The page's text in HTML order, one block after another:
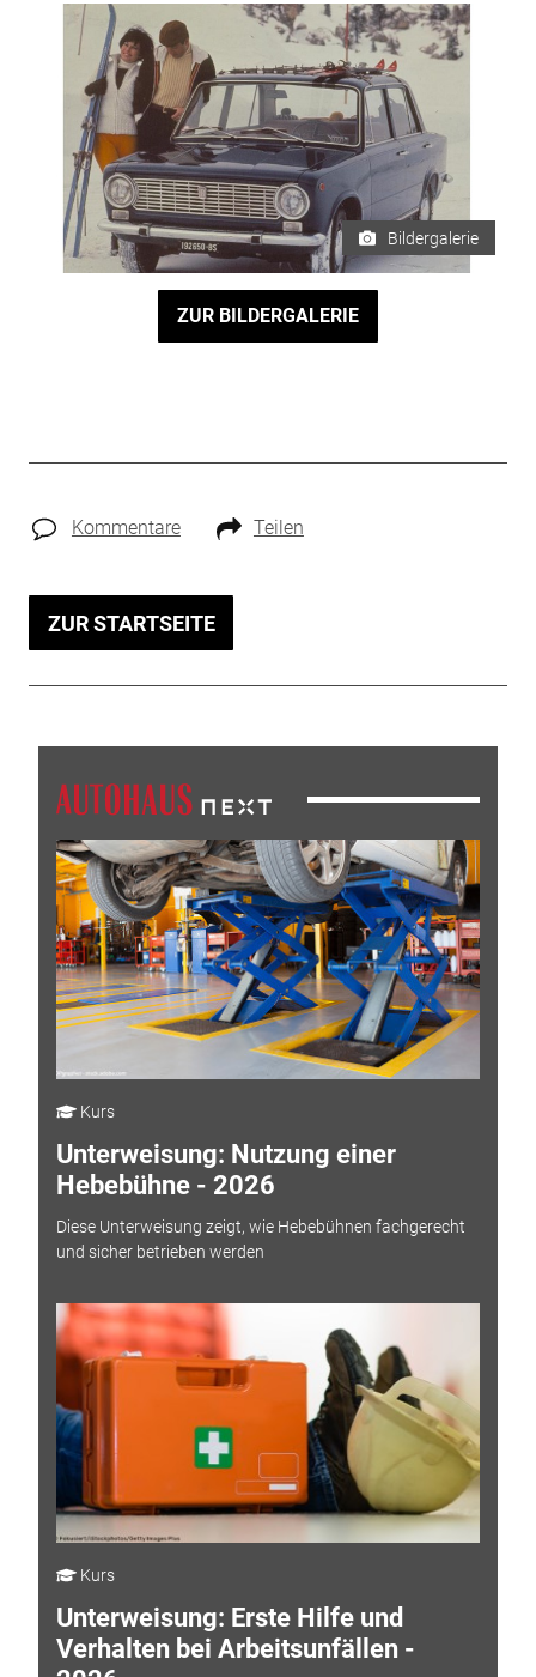
Bildergalerie
ZUR BILDERGALERIE
Kommentare Teilen
ZUR STARTSEITE
Kurs
Unterweisung: Nutzung einer
Hebebühne - 2026
Diese Unterweisung zeigt, wie Hebebühnen fachgerecht
und sicher betrieben werden
Kurs
Unterweisung: Erste Hilfe und
Verhalten bei Arbeitsunfällen -